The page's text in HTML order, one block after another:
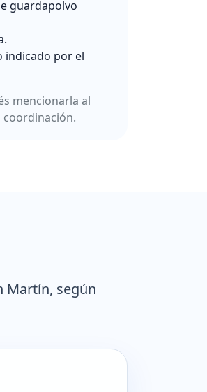
guardapolvo
indicado por el
mencionarla al
Martín, según